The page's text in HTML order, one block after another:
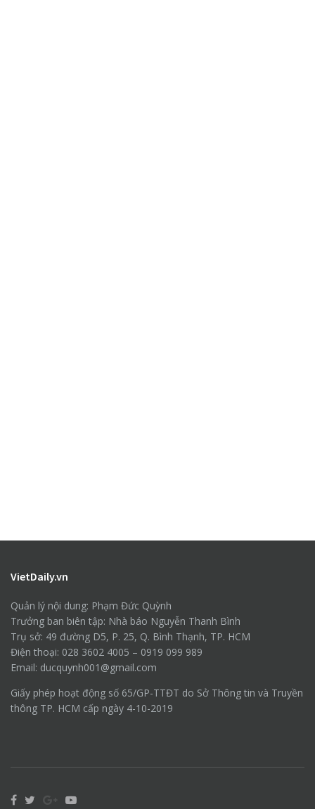
VietDaily.vn
Quản lý nội dung: Phạm Đức Quỳnh
Trưởng ban biên tập: Nhà báo Nguyễn Thanh Bình
Trụ sở: 49 đường D5, P. 25, Q. Bình Thạnh, TP. HCM
Điện thoại: 028 3602 4005 – 0919 099 989
Email: ducquynh001@gmail.com
Giấy phép hoạt động số 65/GP-TTĐT do Sở Thông tin và Truyền
thông TP. HCM cấp ngày 4-10-2019